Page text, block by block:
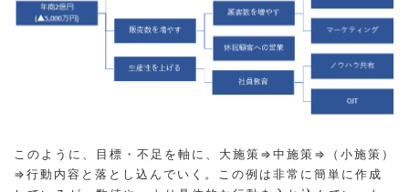
このように、目標・不足を軸に、大施策⇒中施策⇒（小施策）
⇒行動内容と落とし込んでいく。この例は非常に簡単に作成